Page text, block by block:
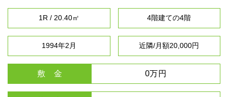
1R / 20.40㎡ 4階建ての4階
1994年2月 近隣/月額20,000円
敷 金 0万円